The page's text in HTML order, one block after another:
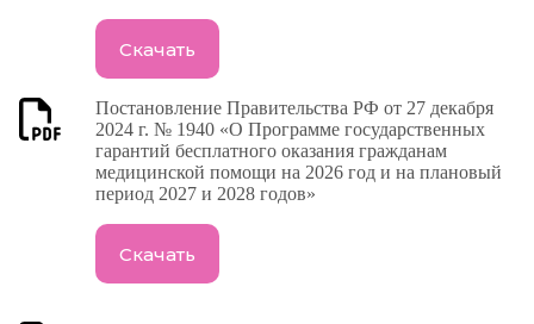
Скачать
Постановление Правительства РФ от 27 декабря
2024 г. № 1940 «О Программе государственных
гарантий бесплатного оказания гражданам
медицинской помощи на 2026 год и на плановый
период 2027 и 2028 годов»
Скачать